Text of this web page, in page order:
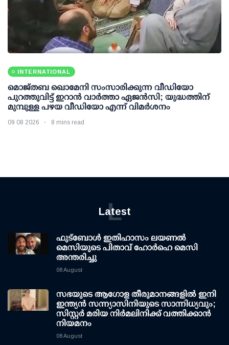
INTERNATIONAL
മൊജ്തബ ഖൊമേനി സംസാരിക്കുന്ന വീഡിയോ
പുറത്തുവിട്ട് ഇറാന്‍ വാര്‍ത്താ ഏജന്‍സി; യുദ്ധത്തിന്
മുമ്പുള്ള പഴയ വീഡിയോ എന്ന് വിമര്‍ശനം
09 08 2026 8 mins read
Latest
L
ഫുട്ബോൾ ഇതിഹാസം ലയണൽ
മെസിയുടെ പിതാവ് ഹോർഹെ മെസി
അന്തരിച്ചു
08 August
സഭയുടെ ആഗോള തീരുമാനങ്ങളിൽ ഇനി
ഇന്ത്യൻ സന്ന്യാസിനിയുടെ സാന്നിധ്യവും;
സിസ്റ്റർ മരിയ നിർമലിനിക്ക് വത്തിക്കാൻ
നിയമനം
08 August